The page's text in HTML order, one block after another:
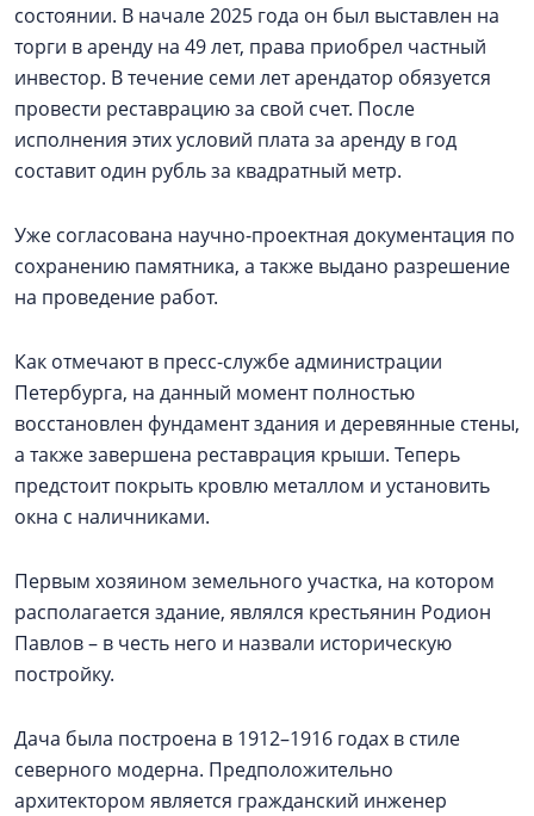
состоянии. В начале 2025 года он был выставлен на
торги в аренду на 49 лет, права приобрел частный
инвестор. В течение семи лет арендатор обязуется
провести реставрацию за свой счет. После
исполнения этих условий плата за аренду в год
составит один рубль за квадратный метр.
Уже согласована научно-проектная документация по
сохранению памятника, а также выдано разрешение
на проведение работ.
Как отмечают в пресс-службе администрации
Петербурга, на данный момент полностью
восстановлен фундамент здания и деревянные стены,
а также завершена реставрация крыши. Теперь
предстоит покрыть кровлю металлом и установить
окна с наличниками.
Первым хозяином земельного участка, на котором
располагается здание, являлся крестьянин Родион
Павлов – в честь него и назвали историческую
постройку.
Дача была построена в 1912–1916 годах в стиле
северного модерна. Предположительно
архитектором является гражданский инженер